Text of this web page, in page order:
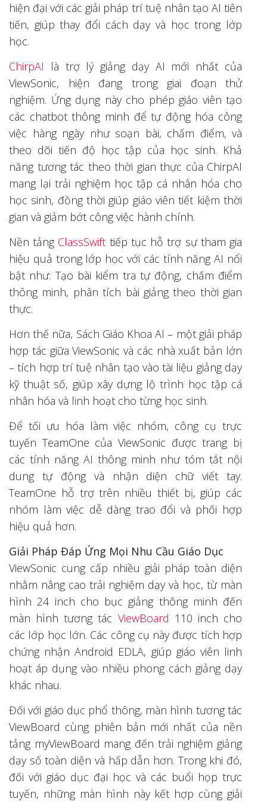
hiện đại với các giải pháp trí tuệ nhân tạo AI tiên
tiến, giúp thay đổi cách dạy và học trong lớp
học.
ChirpAI là trợ lý giảng dạy AI mới nhất của
ViewSonic, hiện đang trong giai đoạn thử
nghiệm. Ứng dụng này cho phép giáo viên tạo
các chatbot thông minh để tự động hóa công
việc hàng ngày như soạn bài, chấm điểm, và
theo dõi tiến độ học tập của học sinh. Khả
năng tương tác theo thời gian thực của ChirpAI
mang lại trải nghiệm học tập cá nhân hóa cho
học sinh, đồng thời giúp giáo viên tiết kiệm thời
gian và giảm bớt công việc hành chính.
Nền tảng ClassSwift tiếp tục hỗ trợ sự tham gia
hiệu quả trong lớp học với các tính năng AI nổi
bật như: Tạo bài kiểm tra tự động, chấm điểm
thông minh, phân tích bài giảng theo thời gian
thực.
Hơn thế nữa, Sách Giáo Khoa AI – một giải pháp
hợp tác giữa ViewSonic và các nhà xuất bản lớn
– tích hợp trí tuệ nhân tạo vào tài liệu giảng dạy
kỹ thuật số, giúp xây dựng lộ trình học tập cá
nhân hóa và linh hoạt cho từng học sinh.
Để tối ưu hóa làm việc nhóm, công cụ trực
tuyến TeamOne của ViewSonic được trang bị
các tính năng AI thông minh như tóm tắt nội
dung tự động và nhận diện chữ viết tay.
TeamOne hỗ trợ trên nhiều thiết bị, giúp các
nhóm làm việc dễ dàng trao đổi và phối hợp
hiệu quả hơn.
Giải Pháp Đáp Ứng Mọi Nhu Cầu Giáo Dục
ViewSonic cung cấp nhiều giải pháp toàn diện
nhằm nâng cao trải nghiệm dạy và học, từ màn
hình 24 inch cho bục giảng thông minh đến
màn hình tương tác ViewBoard 110 inch cho
các lớp học lớn. Các công cụ này được tích hợp
chứng nhận Android EDLA, giúp giáo viên linh
hoạt áp dụng vào nhiều phong cách giảng dạy
khác nhau.
Đối với giáo dục phổ thông, màn hình tương tác
ViewBoard cùng phiên bản mới nhất của nền
tảng myViewBoard mang đến trải nghiệm giảng
dạy số toàn diện và hấp dẫn hơn. Trong khi đó,
đối với giáo dục đại học và các buổi họp trực
tuyến, những màn hình này kết hợp cùng giải